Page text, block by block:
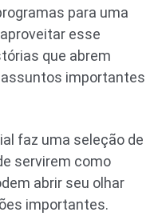
para uma
esse
que abrem
importantes
faz uma seleção de
servirem como
abrir seu olhar
importantes.